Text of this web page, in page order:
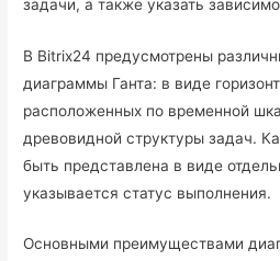
задачи, а также указать
В Bitrix24 предусмотрены
диаграммы Ганта: в виде
расположенных по временной
древовидной структуры задач.
быть представлена в виде
указывается статус выполнения.
Основными преимуществами